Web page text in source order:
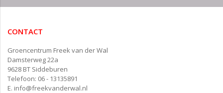
CONTACT
Groencentrum Freek van der Wal
Damsterweg 22a
9628 BT Siddeburen
Telefoon: 06 - 13135891
E. info@freekvanderwal.nl